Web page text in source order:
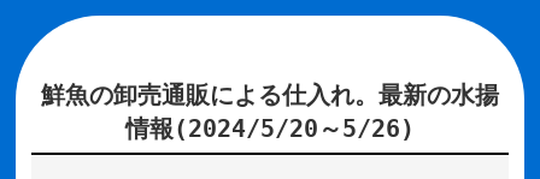
鮮魚の卸売通販による仕入れ。最新の水揚
情報(2024/5/20～5/26)